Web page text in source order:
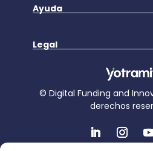
Ayuda
Legal
© Digital Funding and
derechos